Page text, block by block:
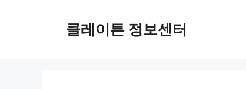
클레이튼 정보센터